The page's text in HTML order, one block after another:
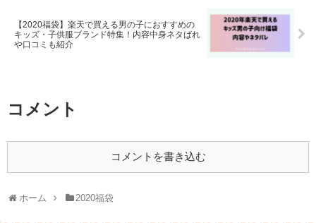
【2020福袋】楽天で買える男の子におすすめの
キッズ・子供服ブランド特集！内容中身ネタばれ
や口コミも紹介
コメント
コメントを書き込む
ホーム 2020福袋